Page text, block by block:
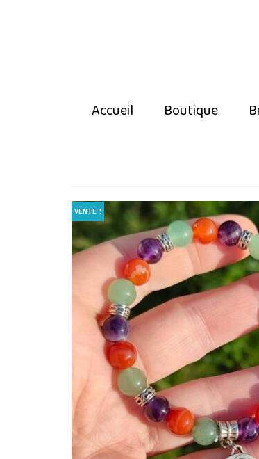
Accueil Boutique
VENTE !